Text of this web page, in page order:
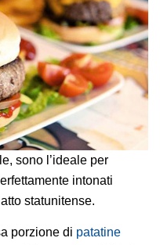
sono l’ideale per
intonati
statunitense.
porzione di patatine